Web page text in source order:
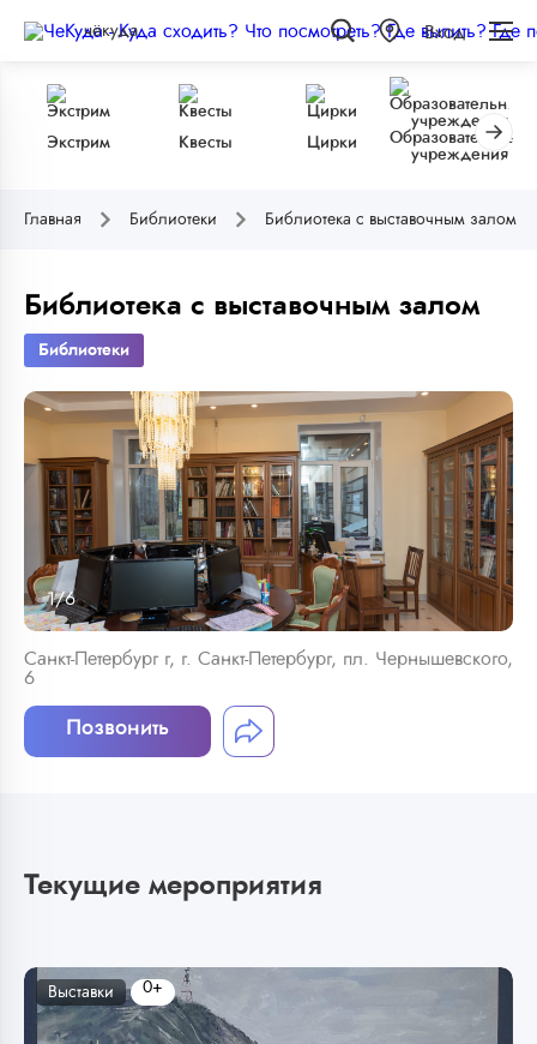
чёкуда Вход
Экстрим Квесты Цирки
Образовательные
учреждения
Главная Библиотеки Библиотека с выставочным залом
Библиотека с выставочным залом
Библиотеки
1/6
Санкт-Петербург г, г. Санкт-Петербург, пл. Чернышевского,
6
Позвонить
Текущие мероприятия
Выставки 0+